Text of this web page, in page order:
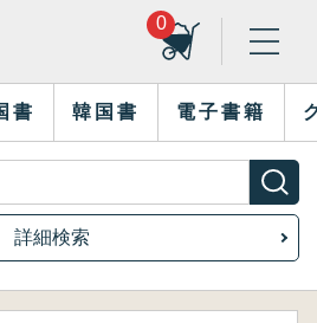
0
書 韓国書 電子書籍
詳細検索